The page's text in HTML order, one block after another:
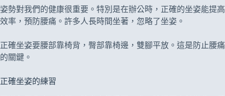
姿勢對我們的健康很重要。特別是在辦公時，正確的坐姿能提高
效率，預防腰痛。許多人長時間坐著，忽略了坐姿。
正確坐姿要腰部靠椅背，臀部靠椅邊，雙腳平放。這是防止腰痛
的關鍵。
正確坐姿的練習